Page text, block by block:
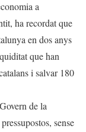
a
ha recordat que
en dos anys
que han
i salvar 180
de la
sense